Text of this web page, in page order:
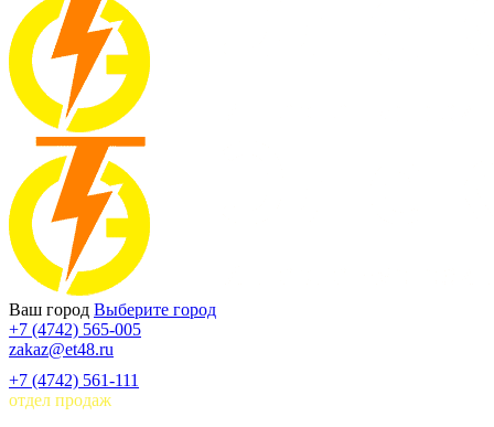
Ваш город Выберите город
+7 (4742) 565-005
zakaz@et48.ru
+7 (4742) 561-111
отдел продаж